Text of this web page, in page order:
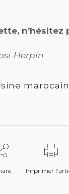
Herpin
Imprimer